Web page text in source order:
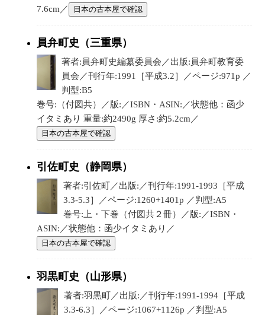
7.6cm／ 日本の古本屋で確認
員弁町史（三重県）
著者:員弁町史編纂委員会／出版:員弁町教育委
員会／刊行年:1991［平成3.2］／ページ:971p ／
判型:B5
巻号:（付図共）／版:／ISBN・ASIN:／状態他：函少
イタミあり 重量:約2490g 厚さ:約5.2cm／
日本の古本屋で確認
引佐町史（静岡県）
著者:引佐町／出版:／刊行年:1991-1993［平成
3.3-5.3］／ページ:1260+1401p ／判型:A5
巻号:上・下巻（付図共２冊）／版:／ISBN・
ASIN:／状態他：函少イタミあり／
日本の古本屋で確認
羽黒町史（山形県）
著者:羽黒町／出版:／刊行年:1991-1994［平成
3.3-6.3］／ページ:1067+1126p ／判型:A5